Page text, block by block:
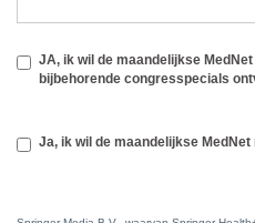
JA, ik wil de maandelijkse
bijbehorende congresspecials
Ja, ik wil de maandelijkse